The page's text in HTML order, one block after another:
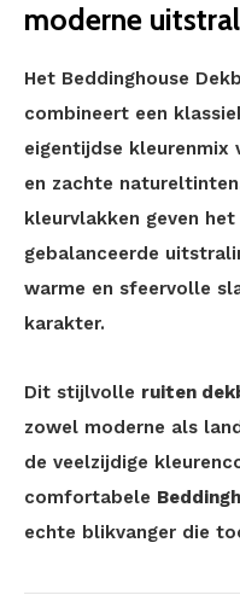
moderne
Het Beddinghouse
combineert een
eigentijdse kleurenmix
en zachte
kleurvlakken geven
gebalanceerde
warme en sfeervolle
karakter.
Dit stijlvolle ruiten
zowel moderne als
de veelzijdige
comfortabele
echte blikvanger die